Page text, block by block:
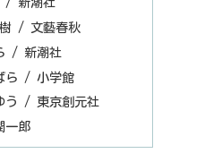
樹 / 文藝春秋
/ 新潮社
ら / 小学館
う / 東京創元社
一郎